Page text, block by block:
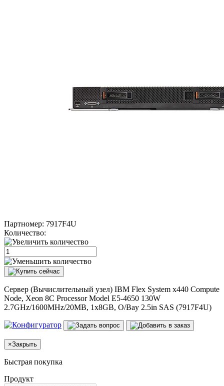
Партномер: 7917F4U
Количество:
Сервер (Вычислительный узел) IBM Flex System x440 Compute
Node, Xeon 8C Processor Model E5-4650 130W
2.7GHz/1600MHz/20MB, 1x8GB, O/Bay 2.5in SAS (7917F4U)
×Закрыть
Быстрая покупка
Продукт